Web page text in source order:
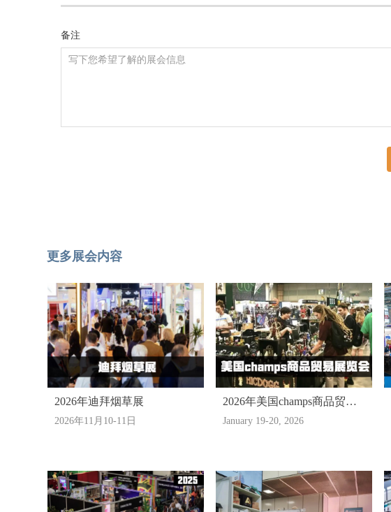
更多展会内容
2026年迪拜烟草展
2026年11月10-11日
2026年美国champs商品贸易
展览会-奥斯汀
January 19-20, 2026
备注